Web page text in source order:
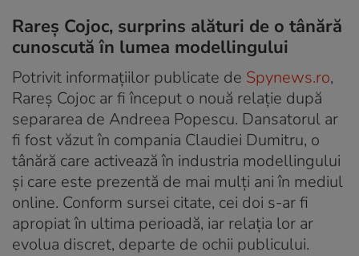
Rareș Cojoc, surprins alături de o tânără
cunoscută în lumea modellingului
Potrivit informațiilor publicate de Spynews.ro,
Rareș Cojoc ar fi început o nouă relație după
separarea de Andreea Popescu. Dansatorul ar
fi fost văzut în compania Claudiei Dumitru, o
tânără care activează în industria modellingului
și care este prezentă de mai mulți ani în mediul
online. Conform sursei citate, cei doi s-ar fi
apropiat în ultima perioadă, iar relația lor ar
evolua discret, departe de ochii publicului.